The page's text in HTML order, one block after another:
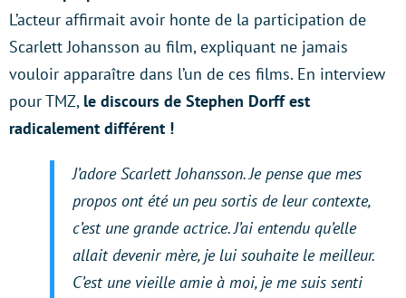
L’acteur affirmait avoir honte de la participation de
Scarlett Johansson au film, expliquant ne jamais
vouloir apparaître dans l’un de ces films. En interview
pour TMZ, le discours de Stephen Dorff est
radicalement différent !
J’adore Scarlett Johansson. Je pense que mes
propos ont été un peu sortis de leur contexte,
c’est une grande actrice. J’ai entendu qu’elle
allait devenir mère, je lui souhaite le meilleur.
C’est une vieille amie à moi, je me suis senti